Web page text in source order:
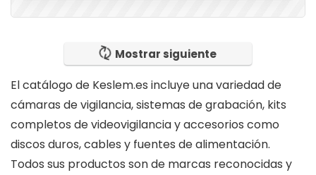
Mostrar siguiente
El catálogo de Keslem.es incluye una variedad de
cámaras de vigilancia, sistemas de grabación, kits
completos de videovigilancia y accesorios como
discos duros, cables y fuentes de alimentación.
Todos sus productos son de marcas reconocidas y